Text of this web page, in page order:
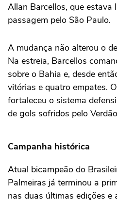
Allan Barcellos, que estava
passagem pelo São Paulo.
A mudança não alterou o
Na estreia, Barcellos
sobre o Bahia e, desde
vitórias e quatro empates.
fortaleceu o sistema
de gols sofridos pelo
Campanha histórica
Atual bicampeão do
Palmeiras já terminou a
nas duas últimas edições